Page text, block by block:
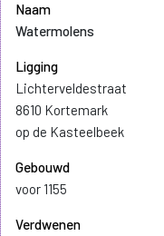
Naam
Watermolens
Ligging
Lichterveldestraat
8610 Kortemark
op de Kasteelbeek
Gebouwd
voor 1155
Verdwenen